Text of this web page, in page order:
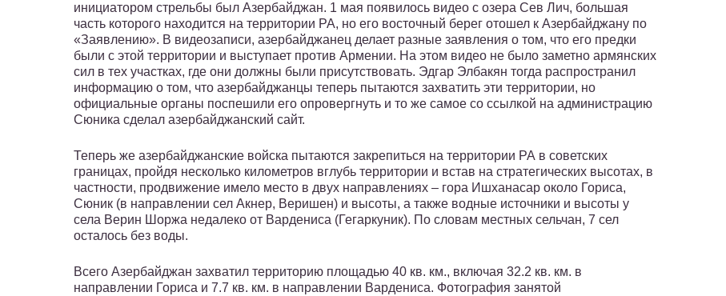
инициатором стрельбы был Азербайджан. 1 мая появилось видео с озера Сев Лич, большая
часть которого находится на территории РА, но его восточный берег отошел к Азербайджану по
«Заявлению». В видеозаписи, азербайджанец делает разные заявления о том, что его предки
были с этой территории и выступает против Армении. На этом видео не было заметно армянских
сил в тех участках, где они должны были присутствовать. Эдгар Элбакян тогда распространил
информацию о том, что азербайджанцы теперь пытаются захватить эти территории, но
официальные органы поспешили его опровергнуть и то же самое со ссылкой на администрацию
Сюника сделал азербайджанский сайт.
Теперь же азербайджанские войска пытаются закрепиться на территории РА в советских
границах, пройдя несколько километров вглубь территории и встав на стратегических высотах, в
частности, продвижение имело место в двух направлениях – гора Ишханасар около Гориса,
Сюник (в направлении сел Акнер, Веришен) и высоты, а также водные источники и высоты у
села Верин Шоржа недалеко от Вардениса (Гегаркуник). По словам местных сельчан, 7 сел
осталось без воды.
Всего Азербайджан захватил территорию площадью 40 кв. км., включая 32.2 кв. км. в
направлении Гориса и 7.7 кв. км. в направлении Вардениса. Фотография занятой